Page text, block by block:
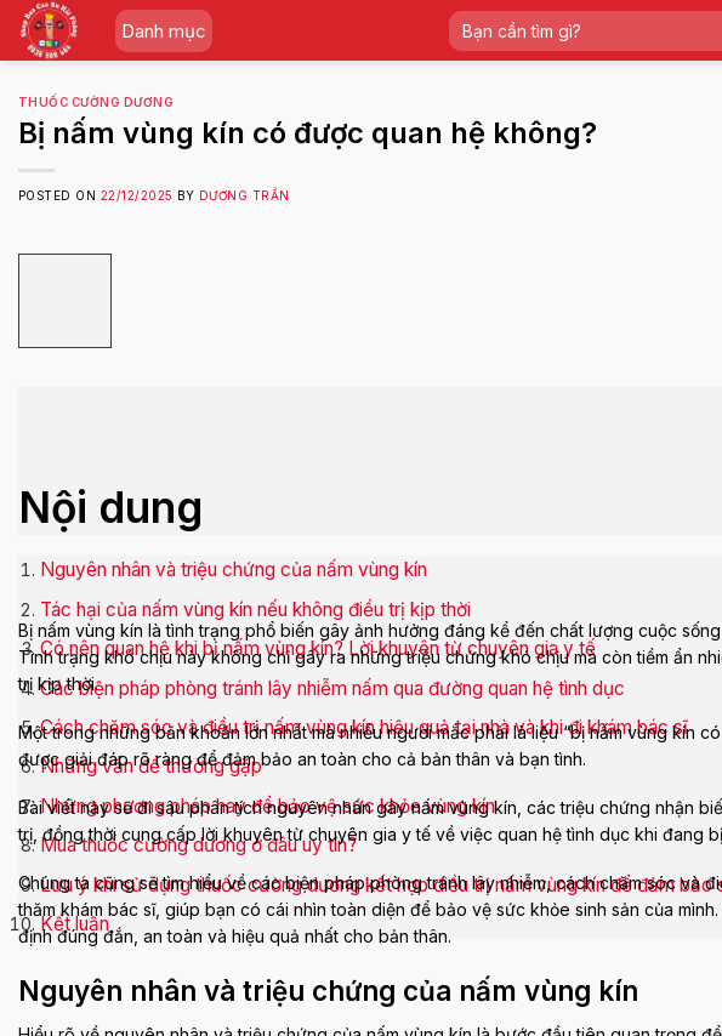
Skip
content
Danh mục
Tìm
kiếm:
THUỐC CƯỜNG DƯƠNG
Bị nấm vùng kín có được quan hệ không?
POSTED ON 22/12/2025 BY DƯƠNG TRẦN
Nội dung
Nguyên nhân và triệu chứng của nấm vùng kín
Tác hại của nấm vùng kín nếu không điều trị kịp thời
Có nên quan hệ khi bị nấm vùng kín? Lời khuyên từ chuyên gia y tế
Các biện pháp phòng tránh lây nhiễm nấm qua đường quan hệ tình dục
Cách chăm sóc và điều trị nấm vùng kín hiệu quả tại nhà và khi đi khám bác sĩ
Những vấn đề thường gặp
Những phương pháp hay để bảo vệ sức khỏe vùng kín
Mua thuốc cường dương ở đâu uy tín?
Lưu ý khi sử dụng thuốc cường dương kết hợp điều trị nấm vùng kín để đảm bảo
Kết luận
Bị nấm vùng kín là tình trạng phổ biến gây ảnh hưởng đáng kể đến chất lượng cuộc
Tình trạng khó chịu này không chỉ gây ra những triệu chứng khó chịu mà còn tiềm ẩn
trị kịp thời.
Một trong những băn khoăn lớn nhất mà nhiều người mắc phải là liệu “bị nấm vùng kín
được giải đáp rõ ràng để đảm bảo an toàn cho cả bản thân và bạn tình.
Bài viết này sẽ đi sâu phân tích nguyên nhân gây nấm vùng kín, các triệu chứng nhận
trị, đồng thời cung cấp lời khuyên từ chuyên gia y tế về việc quan hệ tình dục khi đang
Chúng ta cũng sẽ tìm hiểu về các biện pháp phòng tránh lây nhiễm, cách chăm sóc và
thăm khám bác sĩ, giúp bạn có cái nhìn toàn diện để bảo vệ sức khỏe sinh sản của
định đúng đắn, an toàn và hiệu quả nhất cho bản thân.
Nguyên nhân và triệu chứng của nấm vùng kín